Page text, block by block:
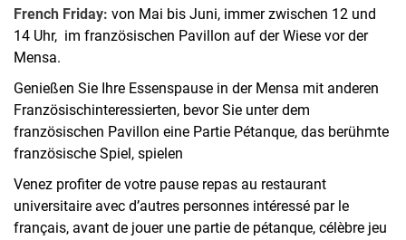
French Friday: von Mai bis Juni, immer zwischen 12 und
14 Uhr, im französischen Pavillon auf der Wiese vor der
Mensa.
Genießen Sie Ihre Essenspause in der Mensa mit anderen
Französischinteressierten, bevor Sie unter dem
französischen Pavillon eine Partie Pétanque, das berühmte
französische Spiel, spielen
Venez profiter de votre pause repas au restaurant
universitaire avec d’autres personnes intéressé par le
français, avant de jouer une partie de pétanque, célèbre jeu